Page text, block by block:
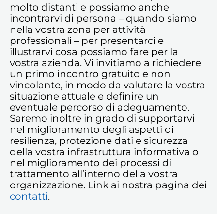
molto distanti e possiamo anche
incontrarvi di persona – quando siamo
nella vostra zona per attività
professionali – per presentarci e
illustrarvi cosa possiamo fare per la
vostra azienda. Vi invitiamo a richiedere
un primo incontro gratuito e non
vincolante, in modo da valutare la vostra
situazione attuale e definire un
eventuale percorso di adeguamento.
Saremo inoltre in grado di supportarvi
nel miglioramento degli aspetti di
resilienza, protezione dati e sicurezza
della vostra infrastruttura informativa o
nel miglioramento dei processi di
trattamento all’interno della vostra
organizzazione. Link ai nostra pagina dei
contatti.